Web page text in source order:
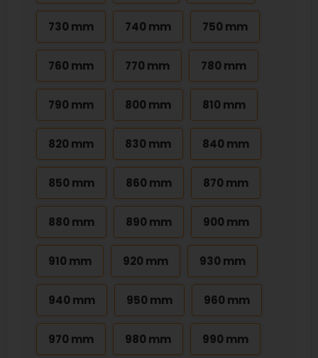
730 mm 740 mm 750 mm
760 mm 770 mm 780 mm
790 mm 800 mm 810 mm
820 mm 830 mm 840 mm
850 mm 860 mm 870 mm
880 mm 890 mm 900 mm
910 mm 920 mm 930 mm
940 mm 950 mm 960 mm
970 mm 980 mm 990 mm